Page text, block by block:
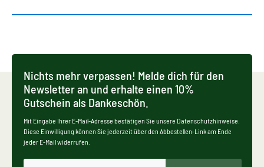
Nichts mehr verpassen! Melde dich für den
Newsletter an und erhalte einen 10%
Gutschein als Dankeschön.
Mit Eingabe Ihrer E-Mail-Adresse bestätigen Sie unsere Datenschutzhinweise.
Diese Einwilligung können Sie jederzeit über den Abbestellen-Link am Ende
jeder E-Mail widerrufen.